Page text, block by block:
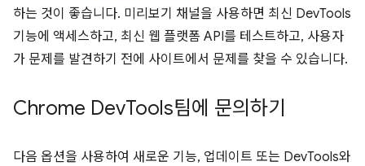
하는 것이 좋습니다. 미리보기 채널을 사용하면 최신 DevTools
기능에 액세스하고, 최신 웹 플랫폼 API를 테스트하고, 사용자
가 문제를 발견하기 전에 사이트에서 문제를 찾을 수 있습니다.
Chrome DevTools팀에 문의하기
다음 옵션을 사용하여 새로운 기능, 업데이트 또는 DevTools와